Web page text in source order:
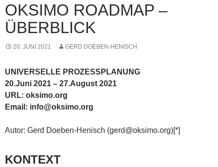
OKSIMO ROADMAP –
ÜBERBLICK
20. JUNI 2021 GERD DOEBEN-HENISCH
UNIVERSELLE PROZESSPLANUNG
20.Juni 2021 – 27.August 2021
URL: oksimo.org
Email: info@oksimo.org
Autor: Gerd Doeben-Henisch (gerd@oksimo.org)[*]
KONTEXT